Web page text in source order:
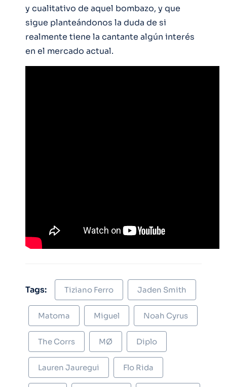
y cualitativo de aquel bombazo, y que
sigue planteándonos la duda de si
realmente tiene la cantante algún interés
en el mercado actual.
Tags: Tiziano Ferro Jaden Smith
Matoma Miguel Noah Cyrus
The Corrs MØ Diplo
Lauren Jauregui Flo Rida